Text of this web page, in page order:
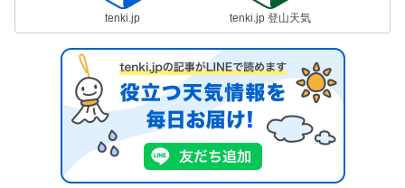
tenki.jp tenki.jp 登山天気